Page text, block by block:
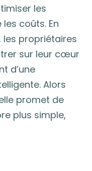
les
coûts. En
propriétaires
sur leur cœur
d’une
Alors
promet de
plus simple,